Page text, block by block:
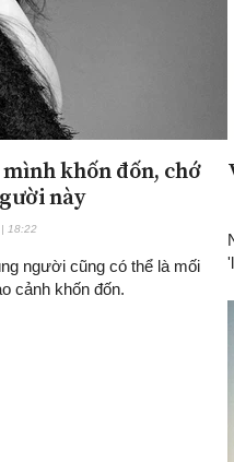
khốn đốn, chớ
này
18:22
người cũng có thể là mối
cảnh khốn đốn.